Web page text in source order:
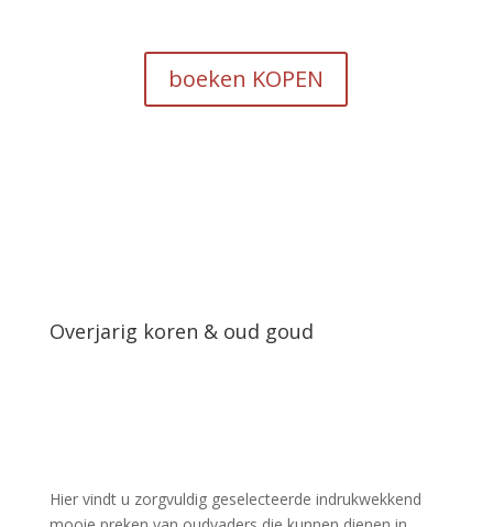
boeken KOPEN
Overjarig koren & oud goud
Hier vindt u zorgvuldig geselecteerde indrukwekkend